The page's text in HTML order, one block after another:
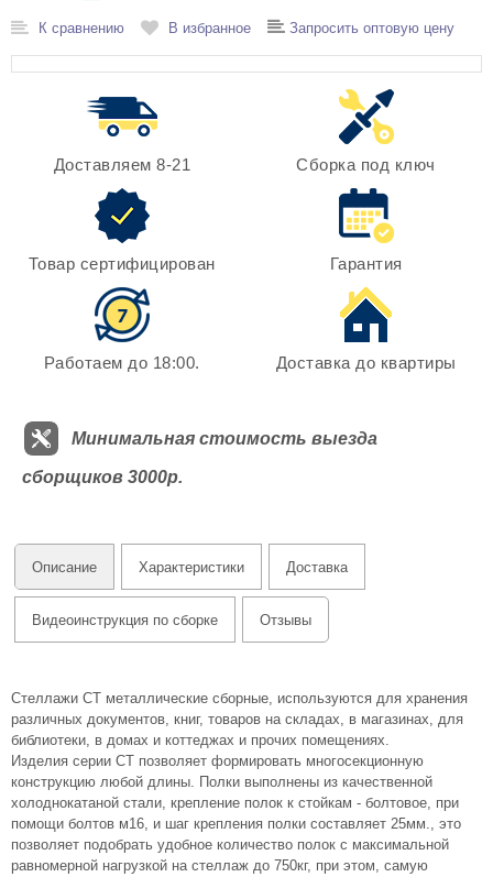
К сравнению В избранное Запросить оптовую цену
Доставляем 8-21 Сборка под ключ
Товар сертифицирован Гарантия
Работаем до 18:00. Доставка до квартиры
Минимальная стоимость выезда
сборщиков 3000р.
Описание Характеристики Доставка
Видеоинструкция по сборке Отзывы
Стеллажи СТ металлические сборные, используются для хранения
различных документов, книг, товаров на складах, в магазинах, для
библиотеки, в домах и коттеджах и прочих помещениях.
Изделия серии СТ позволяет формировать многосекционную
конструкцию любой длины. Полки выполнены из качественной
холоднокатаной стали, крепление полок к стойкам - болтовое, при
помощи болтов м16, и шаг крепления полки составляет 25мм., это
позволяет подобрать удобное количество полок с максимальной
равномерной нагрузкой на стеллаж до 750кг, при этом, самую